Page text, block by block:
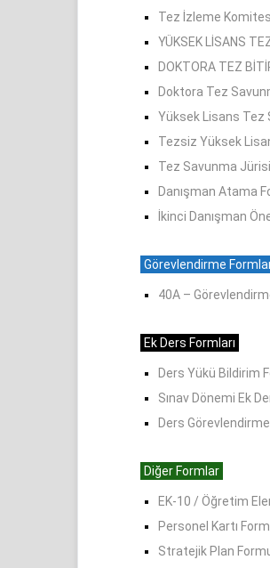
Tez İzleme
YÜKSEK LİSANS
DOKTORA TEZ
Doktora Tez
Yüksek Lisans Tez
Tezsiz Yüksek
Tez Savunma
Danışman Atama
İkinci Danışman
Görevlendirme
40A –
Ek Ders Formları
Ders Yükü Bildirim
Sınav Dönemi Ek
Ders
Diğer Formlar
EK-10 / Öğretim
Personel Kartı
Stratejik Plan